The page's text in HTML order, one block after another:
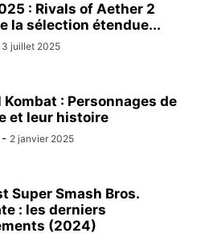
: Rivals of Aether 2
la sélection étendue...
3 juillet 2025
Kombat : Personnages de
et leur histoire
- 2 janvier 2025
Super Smash Bros.
: les derniers
(2024)